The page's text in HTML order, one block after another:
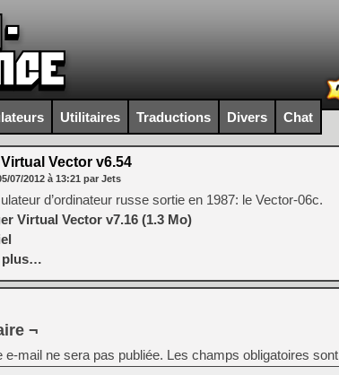
Utilitaires Traductions Divers Chat
Virtual Vector v6.54
07/2012 à 13:21 par Jets
d’ordinateur russe sortie en 1987: le Vector-06c.
Virtual Vector v7.16 (1.3 Mo)
plus…
¬
e-mail ne sera pas publiée. Les champs obligatoires